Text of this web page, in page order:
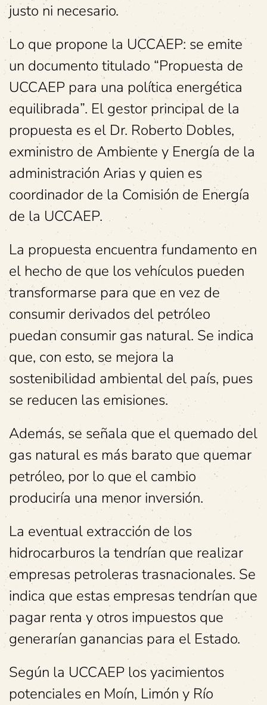
justo ni necesario.
Lo que propone la UCCAEP: se emite
un documento titulado “Propuesta de
UCCAEP para una política energética
equilibrada”. El gestor principal de la
propuesta es el Dr. Roberto Dobles,
exministro de Ambiente y Energía de la
administración Arias y quien es
coordinador de la Comisión de Energía
de la UCCAEP.
La propuesta encuentra fundamento en
el hecho de que los vehículos pueden
transformarse para que en vez de
consumir derivados del petróleo
puedan consumir gas natural. Se indica
que, con esto, se mejora la
sostenibilidad ambiental del país, pues
se reducen las emisiones.
Además, se señala que el quemado del
gas natural es más barato que quemar
petróleo, por lo que el cambio
produciría una menor inversión.
La eventual extracción de los
hidrocarburos la tendrían que realizar
empresas petroleras trasnacionales. Se
indica que estas empresas tendrían que
pagar renta y otros impuestos que
generarían ganancias para el Estado.
Según la UCCAEP los yacimientos
potenciales en Moín, Limón y Río